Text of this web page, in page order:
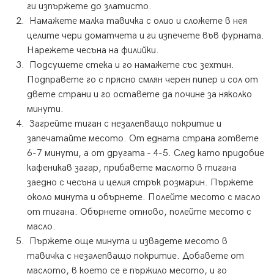
ги изпържете до златисто.
Намажете малка тавичка с олио и сложете в нея
целите чери доматчета и ги изпечете във фурната.
Нарежете чесъна на филийки.
Подсушете стека и го намажете със зехтин.
Подправете го с прясно смлян черен пипер и сол от
двете страни и го оставете да почине за няколко
минути.
Загрейте тиган с незалепващо покритие и
запечатайте месото. От едната страна гответе
6-7 минути, а от другата - 4-5. След като придобие
кафеникав загар, прибавете маслото в тигана
заедно с чесъна и целия стрък розмарин. Пържете
около минута и обърнете. Полейте месото с масло
от тигана. Обърнете отново, полейте месото с
масло.
Пържете още минута и извадете месото в
тавичка с незалепващо покритие. Добавете от
маслото, в което се е пържило месото, и го